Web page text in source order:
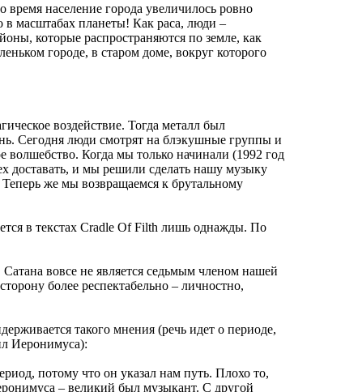
население города увеличилось ровно
в масштабах планеты! Как раса, люди –
которые распространяются по земле, как
городе, в старом доме, вокруг которого
воздействие. Тогда металл был
Сегодня люди смотрят на блэкушные группы и
волшебство. Когда мы только начинали (1992 год
доставать, и мы решили сделать нашу музыку
Теперь же мы возвращаемся к брутальному
в текстах Cradle Of Filth лишь однажды. По
вовсе не является седьмым членом нашей
более респектабельно – личностно,
такого мнения (речь идет о периоде,
Иеронимуса):
потому что он указал нам путь. Плохо то,
– великий был музыкант. С другой